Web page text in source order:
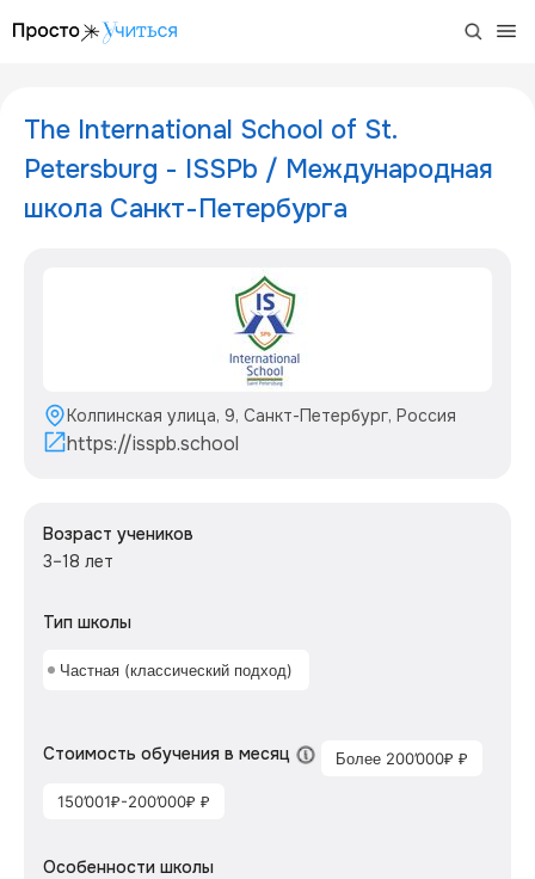
The International School of St.
Petersburg - ISSPb / Международная
школа Санкт-Петербурга
Колпинская улица, 9, Санкт-Петербург, Россия
https://isspb.school
Возраст учеников
3–18 лет
Тип школы
Частная (классический подход)
Стоимость обучения в месяц Более 200’000₽ ₽
150’001₽-200’000₽ ₽
Особенности школы